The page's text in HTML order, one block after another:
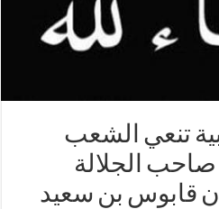
تنعي الشعب
صاحب الجلالة
قابوس بن سعيد